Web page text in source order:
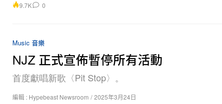
9.7K 0
Music 音樂
NJZ 正式宣佈暫停所有活動
首度獻唱新歌〈Pit Stop〉。
編輯 : Hypebeast Newsroom / 2025年3月24日